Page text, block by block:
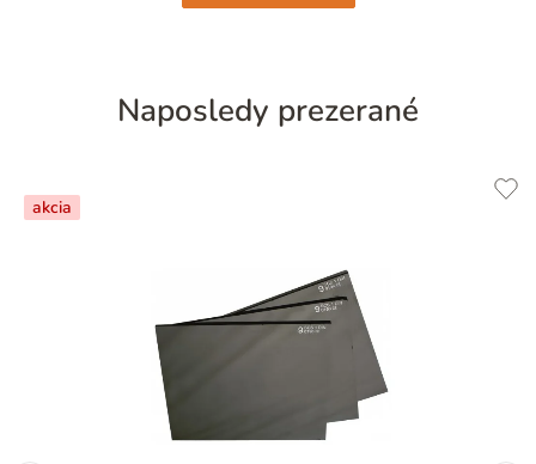
Naposledy prezerané
akcia